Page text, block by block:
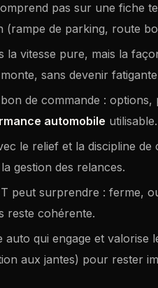
pas sur une fiche
(rampe de parking, route
la vitesse pure, mais la
sans devenir
bon de commande :
automobile utilisable.
le relief et la discipline de
gestion des relances.
peut surprendre : ferme,
reste cohérente.
auto qui engage et valorise
aux jantes) pour rester